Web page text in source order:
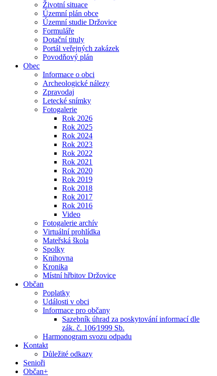
Životní situace
Územní plán obce
Územní studie Držovice
Formuláře
Dotační tituly
Portál veřejných zakázek
Povodňový plán
Obec
Informace o obci
Archeologické nálezy
Zpravodaj
Letecké snímky
Fotogalerie
Rok 2026
Rok 2025
Rok 2024
Rok 2023
Rok 2022
Rok 2021
Rok 2020
Rok 2019
Rok 2018
Rok 2017
Rok 2016
Video
Fotogalerie archív
Virtuální prohlídka
Mateřská škola
Spolky
Knihovna
Kronika
Místní hřbitov Držovice
Občan
Poplatky
Události v obci
Informace pro občany
Sazebník úhrad za poskytování informací dle
zák. č. 106⁄1999 Sb.
Harmonogram svozu odpadu
Kontakt
Důležité odkazy
Senioři
Občan+